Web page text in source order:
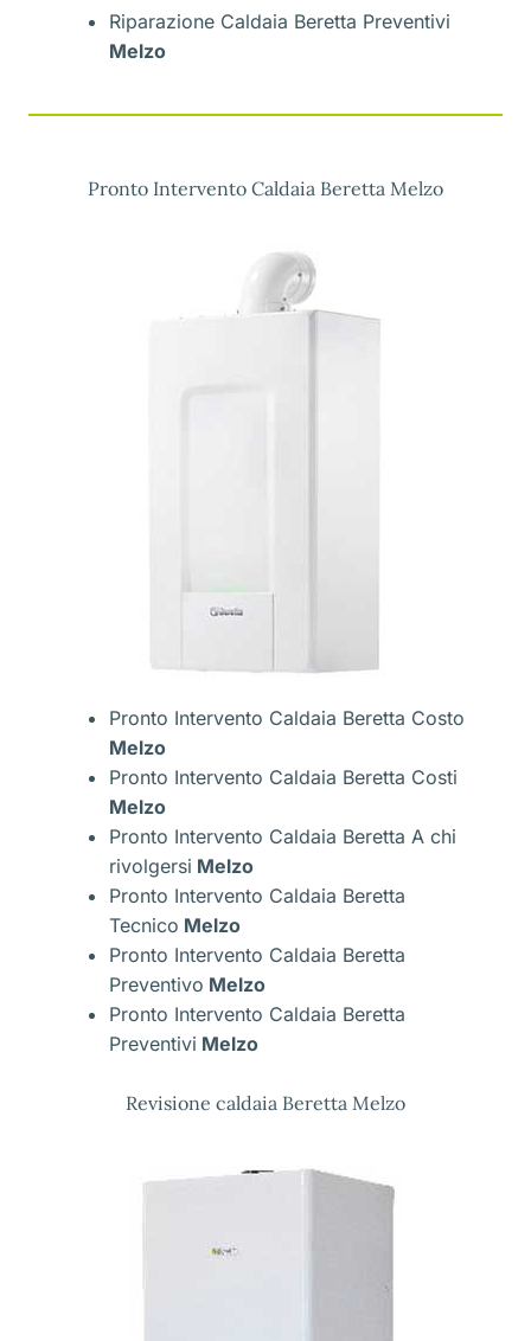
Riparazione Caldaia Beretta Preventivi
Melzo
Pronto Intervento Caldaia Beretta Melzo
Pronto Intervento Caldaia Beretta Costo
Melzo
Pronto Intervento Caldaia Beretta Costi
Melzo
Pronto Intervento Caldaia Beretta A chi
rivolgersi Melzo
Pronto Intervento Caldaia Beretta
Tecnico Melzo
Pronto Intervento Caldaia Beretta
Preventivo Melzo
Pronto Intervento Caldaia Beretta
Preventivi Melzo
Revisione caldaia Beretta Melzo